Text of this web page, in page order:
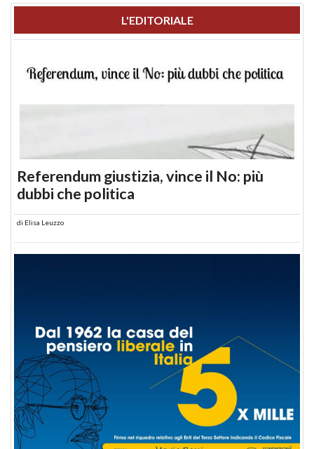
L'EDITORIALE
Referendum giustizia, vince il No: più
dubbi che politica
di Elisa Leuzzo